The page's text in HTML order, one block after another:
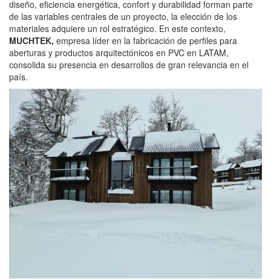
diseño, eficiencia energética, confort y durabilidad forman parte
de las variables centrales de un proyecto, la elección de los
materiales adquiere un rol estratégico. En este contexto,
MUCHTEK, empresa líder en la fabricación de perfiles para
aberturas y productos arquitectónicos en PVC en LATAM,
consolida su presencia en desarrollos de gran relevancia en el
país.